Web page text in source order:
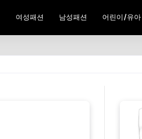
여성패션 남성패션 어린이/유아